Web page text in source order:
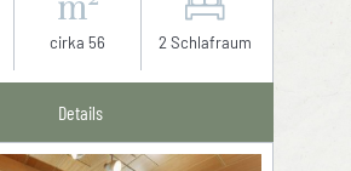
cirka 56 2 Schlafraum
Details